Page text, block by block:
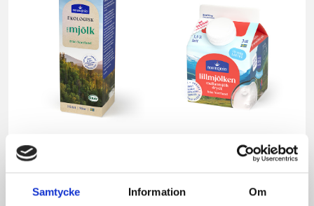
Samtycke Information Om
Mellanmjölk